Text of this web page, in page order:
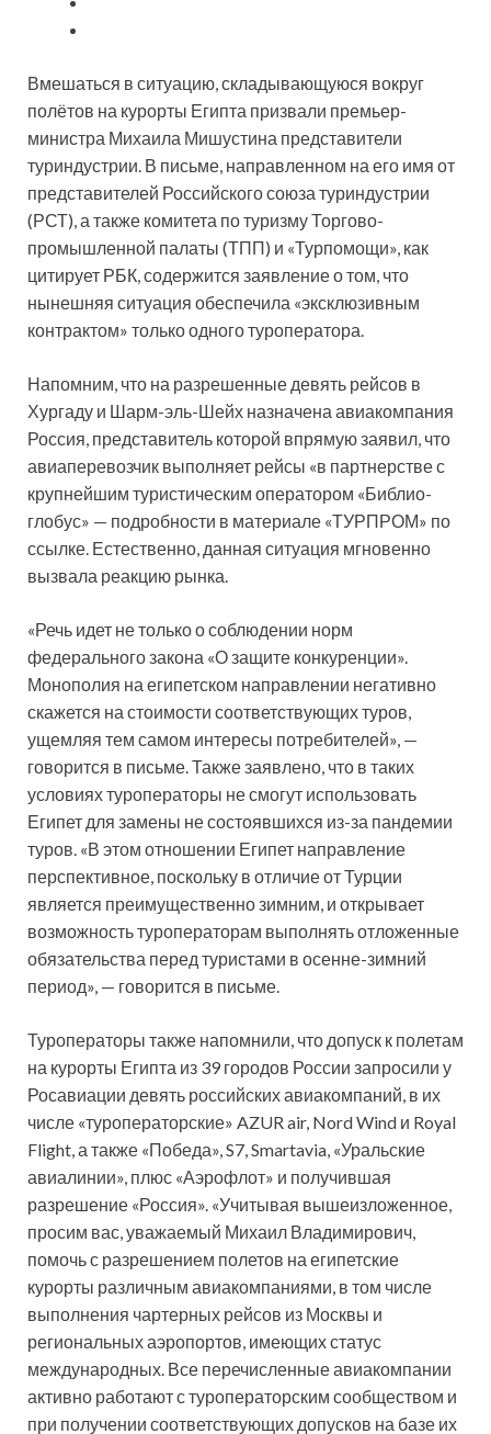
Вмешаться в ситуацию, складывающуюся вокруг
полётов на курорты Египта призвали премьер-
министра Михаила Мишустина представители
туриндустрии. В письме, направленном на его имя от
представителей Российского союза туриндустрии
(РСТ), а также комитета по туризмуТоргово-
промышленной палаты (ТПП) и «Турпомощи», как
цитирует РБК, содержится заявление о том, что
нынешняя ситуация обеспечила «эксклюзивным
контрактом» только одного туроператора.
Напомним, что на разрешенные девять рейсов в
Хургаду и Шарм-эль-Шейх назначена авиакомпания
Россия, представитель которой впрямую заявил, что
авиаперевозчик выполняет рейсы «в партнерстве с
крупнейшим туристическим оператором «Библио-
глобус» — подробности в материале «ТУРПРОМ» по
ссылке. Естественно, данная ситуация мгновенно
вызвала реакцию рынка.
«Речь идет не только о соблюдении норм
федерального закона «О защите конкуренции».
Монополия на египетском направлении негативно
скажется на стоимости соответствующих туров,
ущемляя тем самом интересы потребителей», —
говорится в письме. Также заявлено, что в таких
условиях туроператоры не смогут использовать
Египет для замены не состоявшихся из-за пандемии
туров. «В этом отношении Египет направление
перспективное, поскольку в отличие от Турции
является преимущественно зимним, и открывает
возможность туроператорам выполнять отложенные
обязательства перед туристами в осенне-зимний
период», — говорится в письме.
Туроператоры также напомнили, что допуск к полетам
на курорты Египта из 39 городов России запросили у
Росавиации девять российских авиакомпаний, в их
числе «туроператорские» AZUR air, Nord Wind и Royal
Flight, а также «Победа», S7, Smartavia, «Уральские
авиалинии», плюс «Аэрофлот» и получившая
разрешение «Россия». «Учитывая вышеизложенное,
просим вас, уважаемый Михаил Владимирович,
помочь с разрешением полетов на египетские
курорты различным авиакомпаниями, в том числе
выполнения чартерных рейсов из Москвы и
региональных аэропортов, имеющих статус
международных. Все перечисленные авиакомпании
активно работают с туроператорским сообществом и
при получении соответствующих допусков на базе их